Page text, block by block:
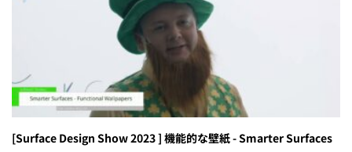
[Surface Design Show 2023 ] 機能的な壁紙 - Smarter Surfaces